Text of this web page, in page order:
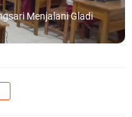
Menjalani Gladi